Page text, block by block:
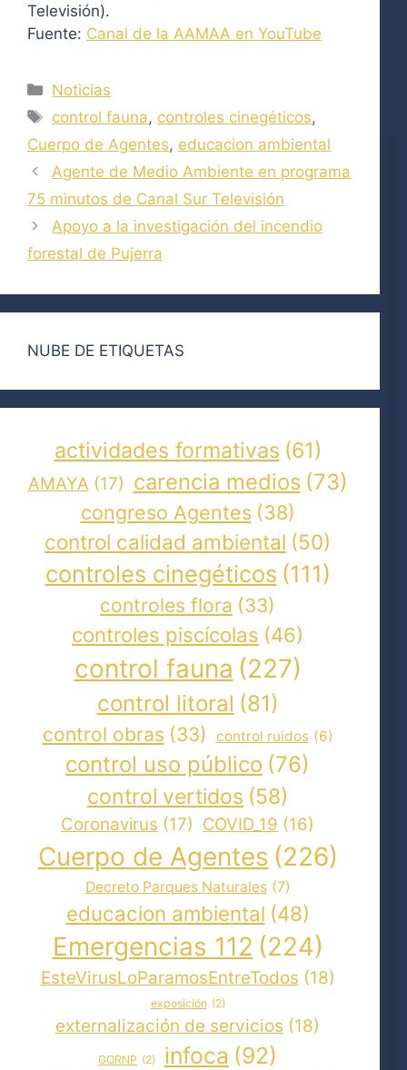
Televisión).
Fuente: Canal de la AAMAA en YouTube
Categorías
Noticias
Etiquetas
control fauna, controles cinegéticos,
Cuerpo de Agentes, educacion ambiental
Agente de Medio Ambiente en programa
75 minutos de Canal Sur Televisión
Apoyo a la investigación del incendio
forestal de Pujerra
NUBE DE ETIQUETAS
actividades formativas (61)
AMAYA (17) carencia medios (73)
congreso Agentes (38)
control calidad ambiental (50)
controles cinegéticos (111)
controles flora (33)
controles piscícolas (46)
control fauna (227)
control litoral (81)
control obras (33) control ruidos (6)
control uso público (76)
control vertidos (58)
Coronavirus (17) COVID_19 (16)
Cuerpo de Agentes (226)
Decreto Parques Naturales (7)
educacion ambiental (48)
Emergencias 112 (224)
EsteVirusLoParamosEntreTodos (18)
exposición (2)
externalización de servicios (18)
GORNP (2) infoca (92)